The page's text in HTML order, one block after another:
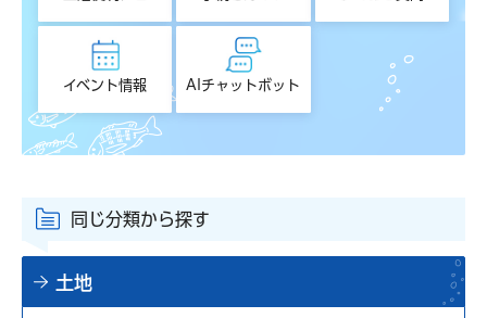
イベント情報 AIチャットボット
同じ分類から探す
土地